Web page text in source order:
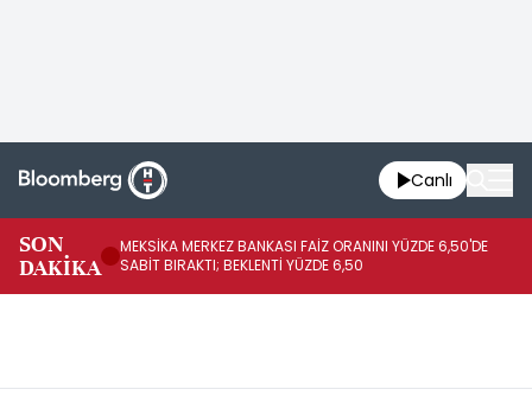
Canlı
SON
DAKİKA
MEKSİKA MERKEZ BANKASI FAİZ ORANINI YÜZDE 6,50'DE
SABİT BIRAKTI; BEKLENTİ YÜZDE 6,50